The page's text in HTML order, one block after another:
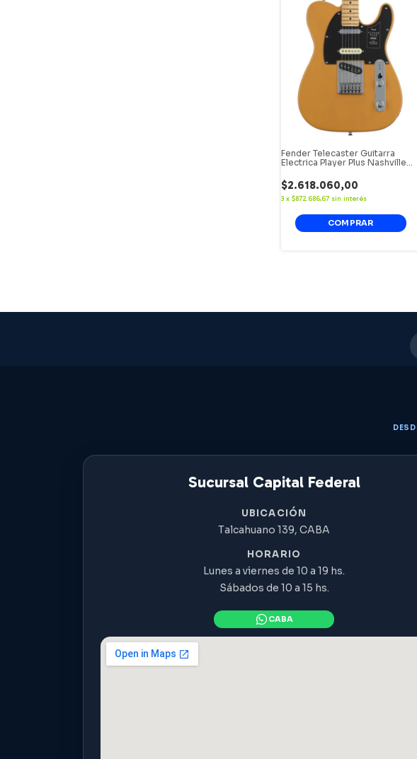
Fender Telecaster Guitarra
Electrica Player Plus Nashville
$2.618.060,00
3 x $872.686,67 sin interés
Sucursal Capital Federal
UBICACIÓN
Talcahuano 139, CABA
HORARIO
Lunes a viernes de 10 a 19 hs.
Sábados de 10 a 15 hs.